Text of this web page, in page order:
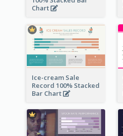
Chart
Ice-cream Sale
Record 100% Stacked
Bar Chart